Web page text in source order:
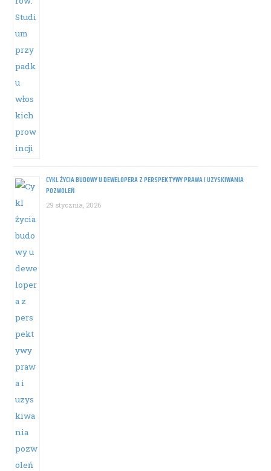
CYKL ŻYCIA BUDOWY U DEWELOPERA Z PERSPEKTYWY PRAWA I UZYSKIWANIA
POZWOLEŃ
29 stycznia, 2026